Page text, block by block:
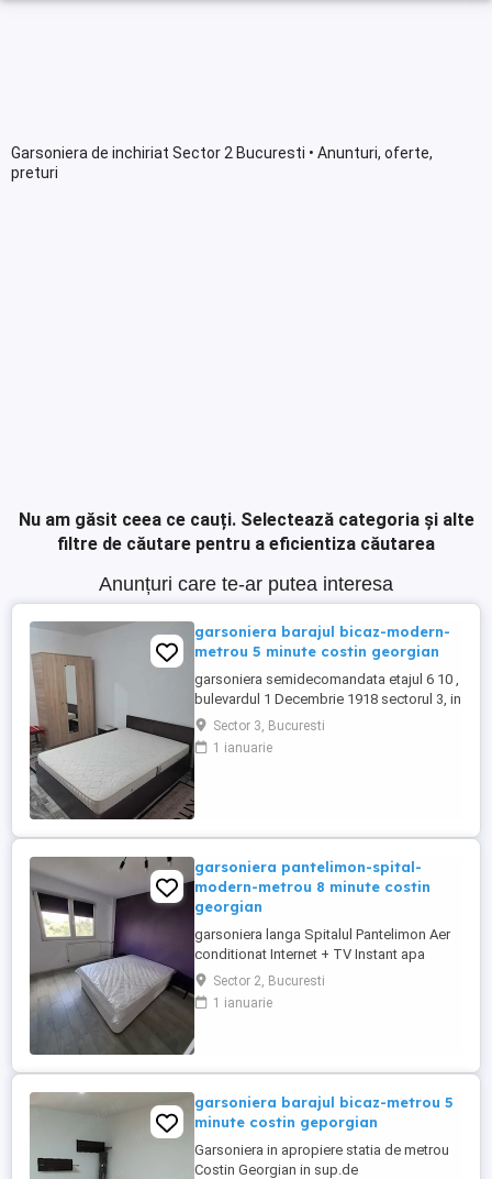
Garsoniera de inchiriat Sector 2 Bucuresti • Anunturi, oferte,
preturi
Nu am găsit ceea ce cauți. Selectează categoria și alte
filtre de căutare pentru a eficientiza căutarea
Anunțuri care te-ar putea interesa
garsoniera barajul bicaz-modern-
metrou 5 minute costin georgian
garsoniera semidecomandata etajul 6 10 ,
bulevardul 1 Decembrie 1918 sectorul 3, in
apropiere de statia de metrou Costin
Georgian, mobilat si utilat
Sector 3, Bucuresti
1 ianuarie
garsoniera pantelimon-spital-
modern-metrou 8 minute costin
georgian
garsoniera langa Spitalul Pantelimon Aer
conditionat Internet + TV Instant apa
calda pentru eventualele intreruperi ale
retelei Gaze 2 lifturi Mijloace de transport
in comun aproape (stb la 2 minute si
contract ANAF doar cu ...
Sector 2, Bucuresti
1 ianuarie
garsoniera barajul bicaz-metrou 5
minute costin geporgian
Garsoniera in apropiere statia de metrou
Costin Georgian in sup.de